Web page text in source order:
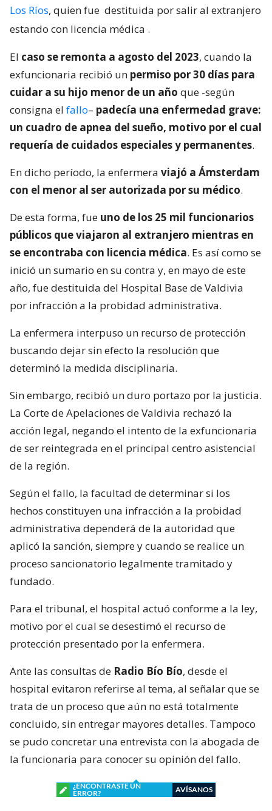
Los Ríos, quien fue destituida por salir al extranjero
estando con licencia médica .
El caso se remonta a agosto del 2023, cuando la
exfuncionaria recibió un permiso por 30 días para
cuidar a su hijo menor de un año que -según
consigna el fallo– padecía una enfermedad grave:
un cuadro de apnea del sueño, motivo por el cual
requería de cuidados especiales y permanentes.
En dicho período, la enfermera viajó a Ámsterdam
con el menor al ser autorizada por su médico.
De esta forma, fue uno de los 25 mil funcionarios
públicos que viajaron al extranjero mientras en
se encontraba con licencia médica. Es así como se
inició un sumario en su contra y, en mayo de este
año, fue destituida del Hospital Base de Valdivia
por infracción a la probidad administrativa.
La enfermera interpuso un recurso de protección
buscando dejar sin efecto la resolución que
determinó la medida disciplinaria.
Sin embargo, recibió un duro portazo por la justicia.
La Corte de Apelaciones de Valdivia rechazó la
acción legal, negando el intento de la exfuncionaria
de ser reintegrada en el principal centro asistencial
de la región.
Según el fallo, la facultad de determinar si los
hechos constituyen una infracción a la probidad
administrativa dependerá de la autoridad que
aplicó la sanción, siempre y cuando se realice un
proceso sancionatorio legalmente tramitado y
fundado.
Para el tribunal, el hospital actuó conforme a la ley,
motivo por el cual se desestimó el recurso de
protección presentado por la enfermera.
Ante las consultas de Radio Bío Bío, desde el
hospital evitaron referirse al tema, al señalar que se
trata de un proceso que aún no está totalmente
concluido, sin entregar mayores detalles. Tampoco
se pudo concretar una entrevista con la abogada de
la funcionaria para conocer su opinión del fallo.
¿ENCONTRASTE UN
ERROR?
AVÍSANOS